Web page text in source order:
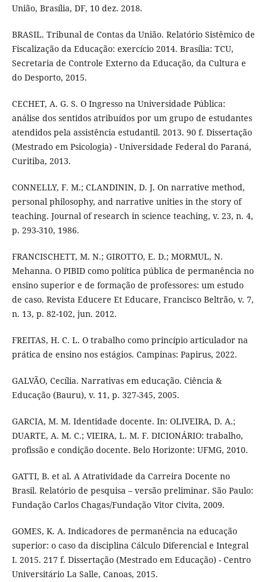
União, Brasília, DF, 10 dez. 2018.
BRASIL. Tribunal de Contas da União. Relatório Sistêmico de
Fiscalização da Educação: exercício 2014. Brasília: TCU,
Secretaria de Controle Externo da Educação, da Cultura e
do Desporto, 2015.
CECHET, A. G. S. O Ingresso na Universidade Pública:
análise dos sentidos atribuídos por um grupo de estudantes
atendidos pela assistência estudantil. 2013. 90 f. Dissertação
(Mestrado em Psicologia) - Universidade Federal do Paraná,
Curitiba, 2013.
CONNELLY, F. M.; CLANDININ, D. J. On narrative method,
personal philosophy, and narrative unities in the story of
teaching. Journal of research in science teaching, v. 23, n. 4,
p. 293-310, 1986.
FRANCISCHETT, M. N.; GIROTTO, E. D.; MORMUL, N.
Mehanna. O PIBID como política pública de permanência no
ensino superior e de formação de professores: um estudo
de caso. Revista Educere Et Educare, Francisco Beltrão, v. 7,
n. 13, p. 82-102, jun. 2012.
FREITAS, H. C. L. O trabalho como princípio articulador na
prática de ensino nos estágios. Campinas: Papirus, 2022.
GALVÃO, Cecília. Narrativas em educação. Ciência &
Educação (Bauru), v. 11, p. 327-345, 2005.
GARCIA, M. M. Identidade docente. In: OLIVEIRA, D. A.;
DUARTE, A. M. C.; VIEIRA, L. M. F. DICIONÁRIO: trabalho,
profissão e condição docente. Belo Horizonte: UFMG, 2010.
GATTI, B. et al. A Atratividade da Carreira Docente no
Brasil. Relatório de pesquisa – versão preliminar. São Paulo:
Fundação Carlos Chagas/Fundação Vitor Civita, 2009.
GOMES, K. A. Indicadores de permanência na educação
superior: o caso da disciplina Cálculo Diferencial e Integral
I. 2015. 217 f. Dissertação (Mestrado em Educação) - Centro
Universitário La Salle, Canoas, 2015.